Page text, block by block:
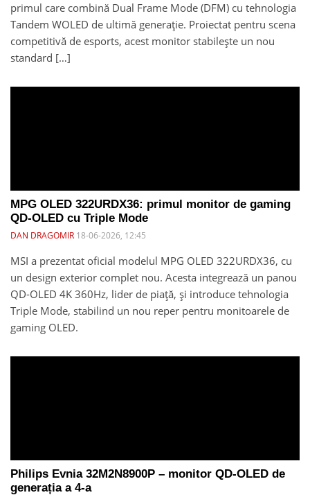
primul care combină Dual Frame Mode (DFM) cu tehnologia
Tandem WOLED de ultimă generație. Proiectat pentru scena
competitivă de esports, acest monitor stabilește un nou
standard […]
MPG OLED 322URDX36: primul monitor de gaming
QD-OLED cu Triple Mode
DAN DRAGOMIR 18-06-2026, 12:45
MSI a prezentat oficial modelul MPG OLED 322URDX36, cu
un design exterior complet nou. Acesta integrează un panou
QD-OLED 4K 360Hz, lider de piață, și introduce tehnologia
Triple Mode, stabilind un nou reper pentru monitoarele de
gaming OLED.
Philips Evnia 32M2N8900P – monitor QD-OLED de
generația a 4-a